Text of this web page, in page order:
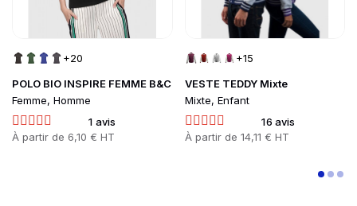
POLO BIO INSPIRE FEMME B&C
Femme, Homme
1 avis
Prix
À partir de 6,10 € HT
+20
VESTE TEDDY Mixte
Mixte, Enfant
16 avis
Prix
À partir de 14,11 € HT
+15